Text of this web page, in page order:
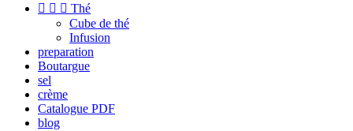
   Thé
Cube de thé
Infusion
preparation
Boutargue
sel
crème
Catalogue PDF
blog